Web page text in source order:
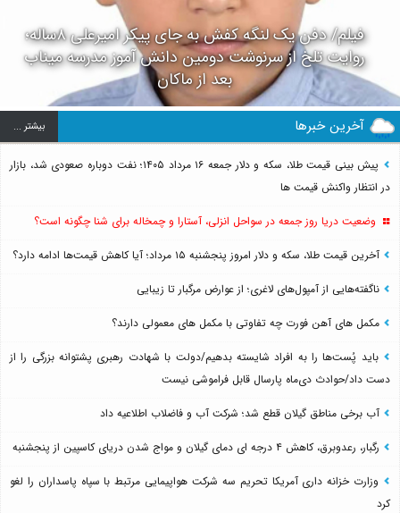
فیلم/ دفن یک لنگه کفش به جای پیکر امیرعلی ۸ساله؛
روایت تلخ از سرنوشت دومین دانش آموز مدرسه میناب
بعد از ماکان
آخرین خبرها بيشتر ...
پیش بینی قیمت طلا، سکه و دلار جمعه ۱۶ مرداد ۱۴۰۵؛ نفت دوباره صعودی شد، بازار
در انتظار واکنش قیمت ها
وضعیت دریا روز جمعه در سواحل انزلی، آستارا و چمخاله برای شنا چگونه است؟
آخرین قیمت طلا، سکه و دلار امروز پنجشنبه ۱۵ مرداد؛ آیا کاهش قیمت‌ها ادامه دارد؟
ناگفته‌هایی از آمپول‌های لاغری؛ از عوارض مرگبار تا زیبایی
مکمل های آهن فورت چه تفاوتی با مکمل های معمولی دارند؟
باید پُست‌ها را به افراد شایسته بدهیم/دولت با شهادت رهبری پشتوانه بزرگی را از
دست داد/حوادث دی‌ماه پارسال قابل فراموشی نیست
آب برخی مناطق گیلان قطع شد؛ شرکت آب و فاضلاب اطلاعیه داد
رگبار، رعدوبرق، کاهش ۴ درجه ای دمای گیلان و مواج شدن دریای کاسپین از پنجشنبه
وزارت خزانه داری آمریکا تحریم سه شرکت هواپیمایی مرتبط با سپاه پاسداران را لغو
کرد